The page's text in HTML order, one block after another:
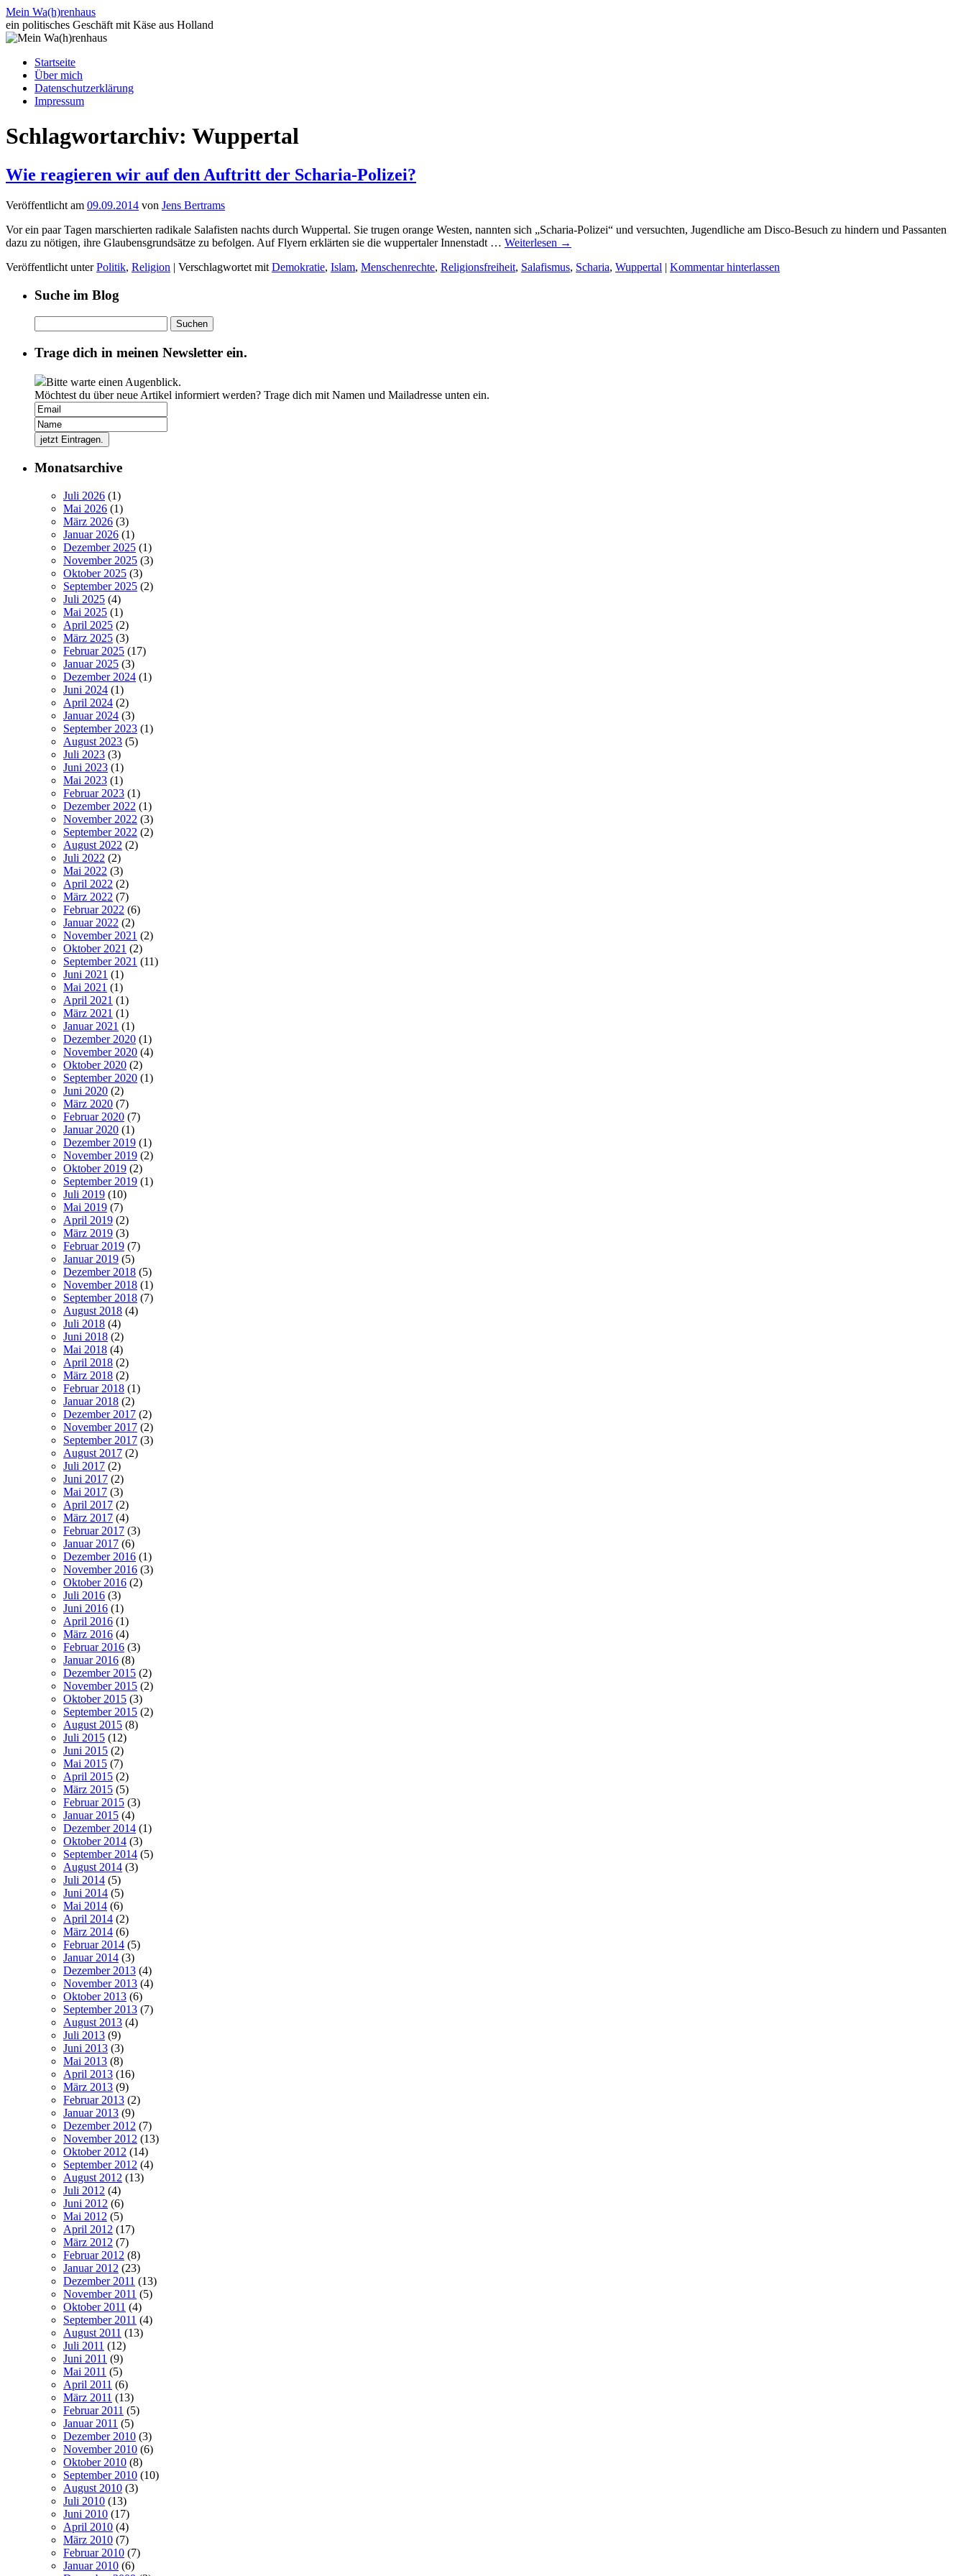
Zum
Inhalt
springen
Mein Wa(h)renhaus
ein politisches Geschäft mit Käse aus Holland
Startseite
Über mich
Datenschutzerklärung
Impressum
Schlagwortarchiv: Wuppertal
Wie reagieren wir auf den Auftritt der Scharia-Polizei?
Veröffentlicht am 09.09.2014 von Jens Bertrams
Vor ein paar Tagen marschierten radikale Salafisten nachts durch Wuppertal. Sie trugen orange Westen, nannten sich „Scharia-Polizei“ und versuchten, Jugendliche am Disco-Besuch zu hindern und Passanten
dazu zu nötigen, ihre Glaubensgrundsätze zu befolgen. Auf Flyern erklärten sie die wuppertaler Innenstadt … Weiterlesen →
Veröffentlicht unter Politik, Religion | Verschlagwortet mit Demokratie, Islam, Menschenrechte, Religionsfreiheit, Salafismus, Scharia, Wuppertal | Kommentar hinterlassen
Suche im Blog
nach:
Trage dich in meinen Newsletter ein.
Bitte warte einen Augenblick.
Möchtest du über neue Artikel informiert werden? Trage dich mit Namen und Mailadresse unten ein.
Monatsarchive
Juli 2026 (1)
Mai 2026 (1)
März 2026 (3)
Januar 2026 (1)
Dezember 2025 (1)
November 2025 (3)
Oktober 2025 (3)
September 2025 (2)
Juli 2025 (4)
Mai 2025 (1)
April 2025 (2)
März 2025 (3)
Februar 2025 (17)
Januar 2025 (3)
Dezember 2024 (1)
Juni 2024 (1)
April 2024 (2)
Januar 2024 (3)
September 2023 (1)
August 2023 (5)
Juli 2023 (3)
Juni 2023 (1)
Mai 2023 (1)
Februar 2023 (1)
Dezember 2022 (1)
November 2022 (3)
September 2022 (2)
August 2022 (2)
Juli 2022 (2)
Mai 2022 (3)
April 2022 (2)
März 2022 (7)
Februar 2022 (6)
Januar 2022 (2)
November 2021 (2)
Oktober 2021 (2)
September 2021 (11)
Juni 2021 (1)
Mai 2021 (1)
April 2021 (1)
März 2021 (1)
Januar 2021 (1)
Dezember 2020 (1)
November 2020 (4)
Oktober 2020 (2)
September 2020 (1)
Juni 2020 (2)
März 2020 (7)
Februar 2020 (7)
Januar 2020 (1)
Dezember 2019 (1)
November 2019 (2)
Oktober 2019 (2)
September 2019 (1)
Juli 2019 (10)
Mai 2019 (7)
April 2019 (2)
März 2019 (3)
Februar 2019 (7)
Januar 2019 (5)
Dezember 2018 (5)
November 2018 (1)
September 2018 (7)
August 2018 (4)
Juli 2018 (4)
Juni 2018 (2)
Mai 2018 (4)
April 2018 (2)
März 2018 (2)
Februar 2018 (1)
Januar 2018 (2)
Dezember 2017 (2)
November 2017 (2)
September 2017 (3)
August 2017 (2)
Juli 2017 (2)
Juni 2017 (2)
Mai 2017 (3)
April 2017 (2)
März 2017 (4)
Februar 2017 (3)
Januar 2017 (6)
Dezember 2016 (1)
November 2016 (3)
Oktober 2016 (2)
Juli 2016 (3)
Juni 2016 (1)
April 2016 (1)
März 2016 (4)
Februar 2016 (3)
Januar 2016 (8)
Dezember 2015 (2)
November 2015 (2)
Oktober 2015 (3)
September 2015 (2)
August 2015 (8)
Juli 2015 (12)
Juni 2015 (2)
Mai 2015 (7)
April 2015 (2)
März 2015 (5)
Februar 2015 (3)
Januar 2015 (4)
Dezember 2014 (1)
Oktober 2014 (3)
September 2014 (5)
August 2014 (3)
Juli 2014 (5)
Juni 2014 (5)
Mai 2014 (6)
April 2014 (2)
März 2014 (6)
Februar 2014 (5)
Januar 2014 (3)
Dezember 2013 (4)
November 2013 (4)
Oktober 2013 (6)
September 2013 (7)
August 2013 (4)
Juli 2013 (9)
Juni 2013 (3)
Mai 2013 (8)
April 2013 (16)
März 2013 (9)
Februar 2013 (2)
Januar 2013 (9)
Dezember 2012 (7)
November 2012 (13)
Oktober 2012 (14)
September 2012 (4)
August 2012 (13)
Juli 2012 (4)
Juni 2012 (6)
Mai 2012 (5)
April 2012 (17)
März 2012 (7)
Februar 2012 (8)
Januar 2012 (23)
Dezember 2011 (13)
November 2011 (5)
Oktober 2011 (4)
September 2011 (4)
August 2011 (13)
Juli 2011 (12)
Juni 2011 (9)
Mai 2011 (5)
April 2011 (6)
März 2011 (13)
Februar 2011 (5)
Januar 2011 (5)
Dezember 2010 (3)
November 2010 (6)
Oktober 2010 (8)
September 2010 (10)
August 2010 (3)
Juli 2010 (13)
Juni 2010 (17)
April 2010 (4)
März 2010 (7)
Februar 2010 (7)
Januar 2010 (6)